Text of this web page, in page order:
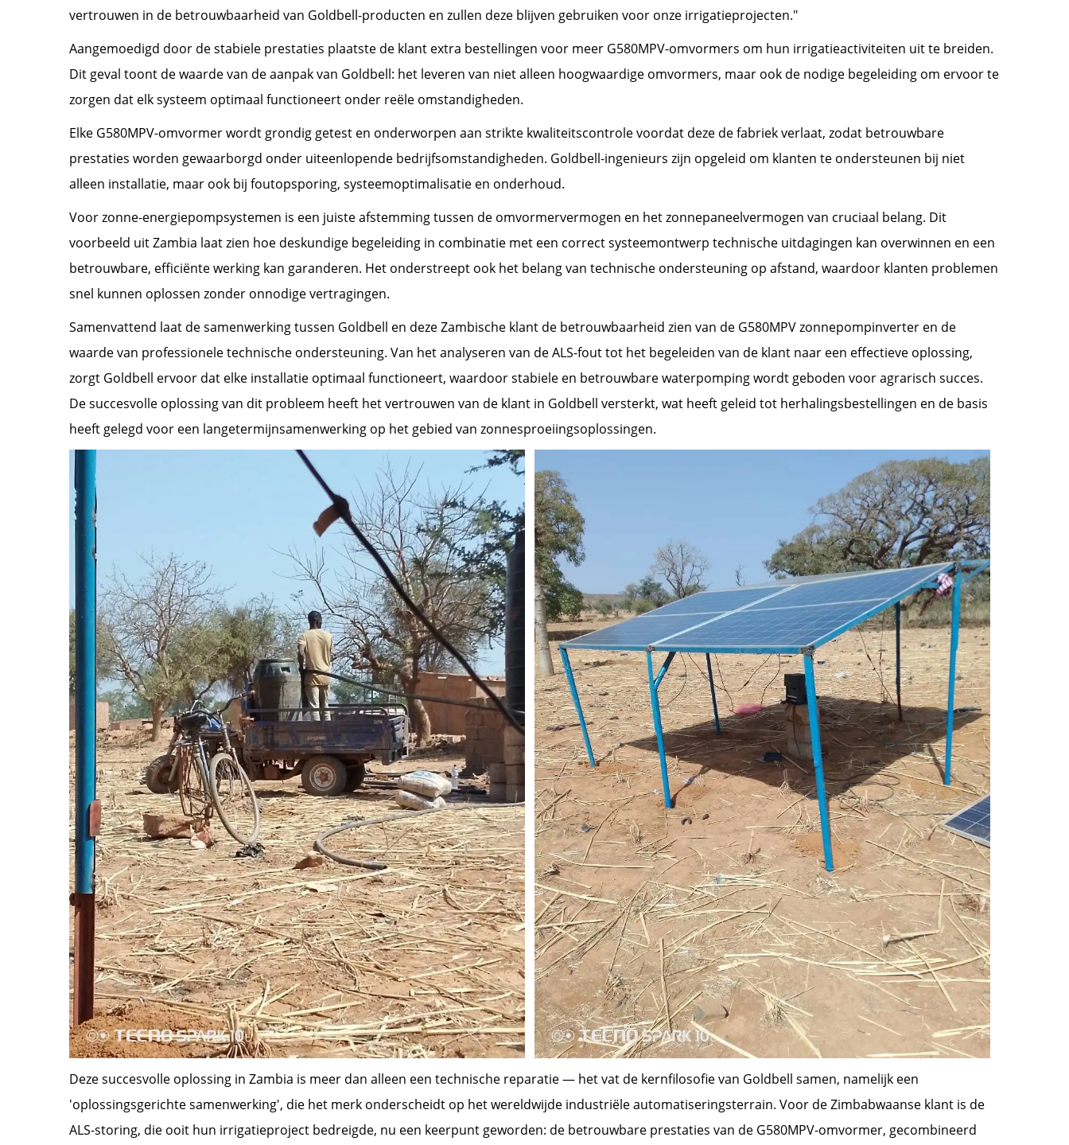
vertrouwen in de betrouwbaarheid van Goldbell-producten en zullen deze blijven gebruiken voor onze irrigatieprojecten."
Aangemoedigd door de stabiele prestaties plaatste de klant extra bestellingen voor meer G580MPV-omvormers om hun irrigatieactiviteiten uit te breiden.
Dit geval toont de waarde van de aanpak van Goldbell: het leveren van niet alleen hoogwaardige omvormers, maar ook de nodige begeleiding om ervoor te
zorgen dat elk systeem optimaal functioneert onder reële omstandigheden.
Elke G580MPV-omvormer wordt grondig getest en onderworpen aan strikte kwaliteitscontrole voordat deze de fabriek verlaat, zodat betrouwbare
prestaties worden gewaarborgd onder uiteenlopende bedrijfsomstandigheden. Goldbell-ingenieurs zijn opgeleid om klanten te ondersteunen bij niet
alleen installatie, maar ook bij foutopsporing, systeemoptimalisatie en onderhoud.
Voor zonne-energiepompsystemen is een juiste afstemming tussen de omvormervermogen en het zonnepaneelvermogen van cruciaal belang. Dit
voorbeeld uit Zambia laat zien hoe deskundige begeleiding in combinatie met een correct systeemontwerp technische uitdagingen kan overwinnen en een
betrouwbare, efficiënte werking kan garanderen. Het onderstreept ook het belang van technische ondersteuning op afstand, waardoor klanten problemen
snel kunnen oplossen zonder onnodige vertragingen.
Samenvattend laat de samenwerking tussen Goldbell en deze Zambische klant de betrouwbaarheid zien van de G580MPV zonnepompinverter en de
waarde van professionele technische ondersteuning. Van het analyseren van de ALS-fout tot het begeleiden van de klant naar een effectieve oplossing,
zorgt Goldbell ervoor dat elke installatie optimaal functioneert, waardoor stabiele en betrouwbare waterpomping wordt geboden voor agrarisch succes.
De succesvolle oplossing van dit probleem heeft het vertrouwen van de klant in Goldbell versterkt, wat heeft geleid tot herhalingsbestellingen en de basis
heeft gelegd voor een langetermijnsamenwerking op het gebied van zonnesproeiingsoplossingen.
Deze succesvolle oplossing in Zambia is meer dan alleen een technische reparatie — het vat de kernfilosofie van Goldbell samen, namelijk een
'oplossingsgerichte samenwerking', die het merk onderscheidt op het wereldwijde industriële automatiseringsterrain. Voor de Zimbabwaanse klant is de
ALS-storing, die ooit hun irrigatieproject bedreigde, nu een keerpunt geworden: de betrouwbare prestaties van de G580MPV-omvormer, gecombineerd